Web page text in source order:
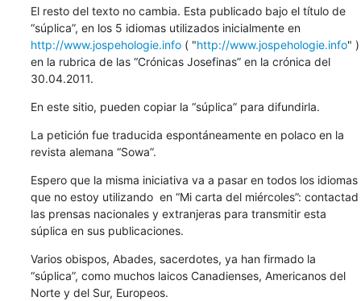
El resto del texto no cambia. Esta publicado bajo el título de
“súplica”, en los 5 idiomas utilizados inicialmente en
http://www.jospehologie.info ( "http://www.jospehologie.info" )
en la rubrica de las “Crónicas Josefinas” en la crónica del
30.04.2011.
En este sitio, pueden copiar la “súplica” para difundirla.
La petición fue traducida espontáneamente en polaco en la
revista alemana “Sowa”.
Espero que la misma iniciativa va a pasar en todos los idiomas
que no estoy utilizando  en “Mi carta del miércoles”: contactad
las prensas nacionales y extranjeras para transmitir esta
súplica en sus publicaciones.
Varios obispos, Abades, sacerdotes, ya han firmado la
“súplica”, como muchos laicos Canadienses, Americanos del
Norte y del Sur, Europeos.